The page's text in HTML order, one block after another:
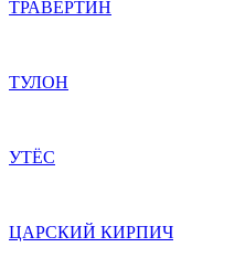
ТРАВЕРТИН
ТУЛОН
УТЁС
ЦАРСКИЙ КИРПИЧ